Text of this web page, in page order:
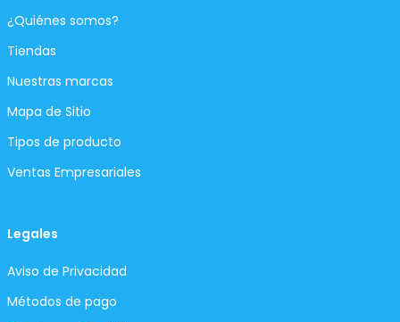
¿Quiénes somos?
Tiendas
Nuestras marcas
Mapa de Sitio
Tipos de producto
Ventas Empresariales
Legales
Aviso de Privacidad
Métodos de pago